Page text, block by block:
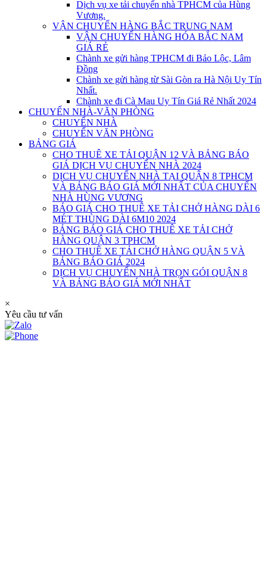
Dịch vụ xe tải chuyển nhà TPHCM của Hùng
Vương.
VẬN CHUYỂN HÀNG BẮC TRUNG NAM
VẬN CHUYỂN HÀNG HÓA BẮC NAM
GIÁ RẺ
Chành xe gửi hàng TPHCM đi Bảo Lộc, Lâm
Đồng
Chành xe gửi hàng từ Sài Gòn ra Hà Nội Uy Tín
Nhất.
Chành xe đi Cà Mau Uy Tín Giá Rẻ Nhất 2024
CHUYỂN NHÀ-VĂN PHÒNG
CHUYỂN NHÀ
CHUYỂN VĂN PHÒNG
BẢNG GIÁ
CHO THUÊ XE TẢI QUẬN 12 VÀ BẢNG BÁO
GIÁ DỊCH VỤ CHUYỂN NHÀ 2024
DỊCH VỤ CHUYỂN NHÀ TẠI QUẬN 8 TPHCM
VÀ BẢNG BÁO GIÁ MỚI NHẤT CỦA CHUYỂN
NHÀ HÙNG VƯƠNG
BÁO GIÁ CHO THUÊ XE TẢI CHỞ HÀNG DÀI 6
MÉT THÙNG DÀI 6M10 2024
BẢNG BÁO GIÁ CHO THUÊ XE TẢI CHỞ
HÀNG QUẬN 3 TPHCM
CHO THUÊ XE TẢI CHỞ HÀNG QUẬN 5 VÀ
BẢNG BÁO GIÁ 2024
DỊCH VỤ CHUYỂN NHÀ TRỌN GÓI QUẬN 8
VÀ BẢNG BÁO GIÁ MỚI NHẤT
×
Yêu cầu tư vấn